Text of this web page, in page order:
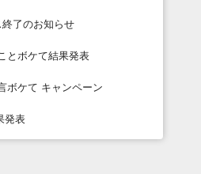
了のお知らせ
とボケて結果発表
ボケて キャンペーン
発表